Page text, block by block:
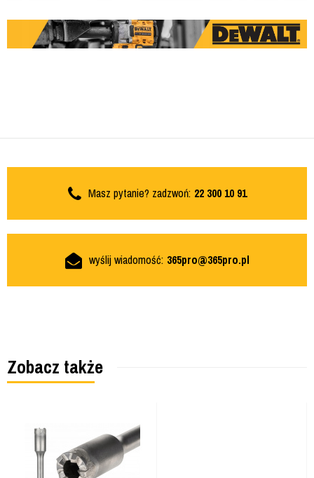
Masz pytanie? zadzwoń: 22 300 10 91
wyślij wiadomość: 365pro@365pro.pl
Zobacz także